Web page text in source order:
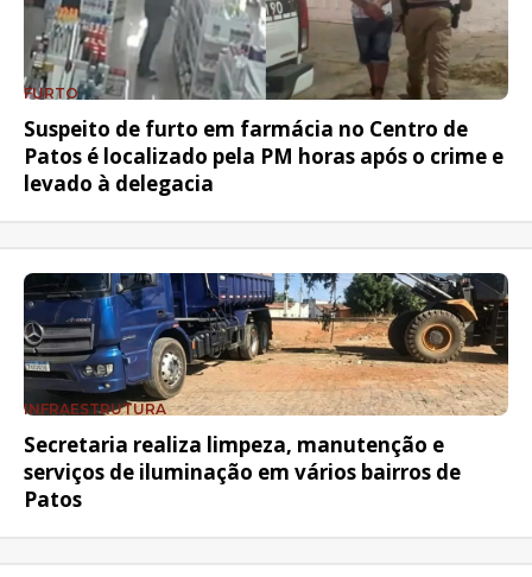
FURTO
Suspeito de furto em farmácia no Centro de
Patos é localizado pela PM horas após o crime e
levado à delegacia
INFRAESTRUTURA
Secretaria realiza limpeza, manutenção e
serviços de iluminação em vários bairros de
Patos